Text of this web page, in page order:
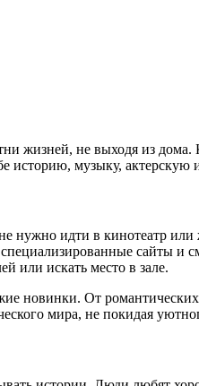
жизней, не выходя из
музыку,
идти в кинотеатр
сайты
или искать место в зале.
новинки. От
мира, не покидая